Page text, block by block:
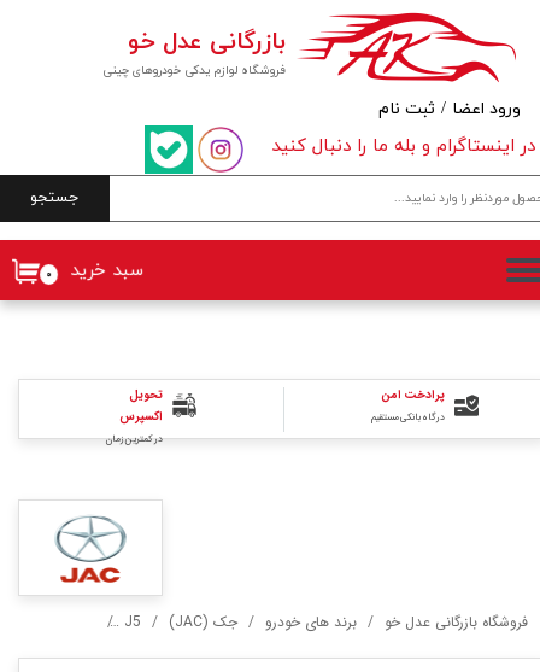
فروشگاه لوازم یدکی خودروهای چینی
بازرگانی عدل خو
جستجو
۰ سبد خرید
در اینستاگرام و بله ما را دنبال کنید
ورود اعضا / ثبت نام
حساب کاربری من
تغییر گذر واژه
سفارشات
خروج از حساب کاربری
فروشگاه بازرگانی عدل خو برند های خودرو جک (JAC) J5
تحویل
اکسپرس
در کمترین زمان
پرادخت امن
درگاه بانکی مستقیم